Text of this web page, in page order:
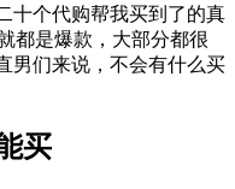
十个代购帮我买到了的真
都是爆款，大部分都很
男们来说，不会有什么买
买